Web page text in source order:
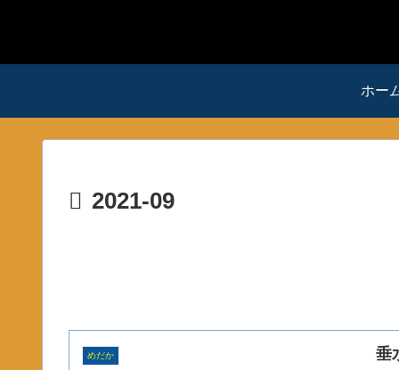
ホー
2021-09
めだか 垂